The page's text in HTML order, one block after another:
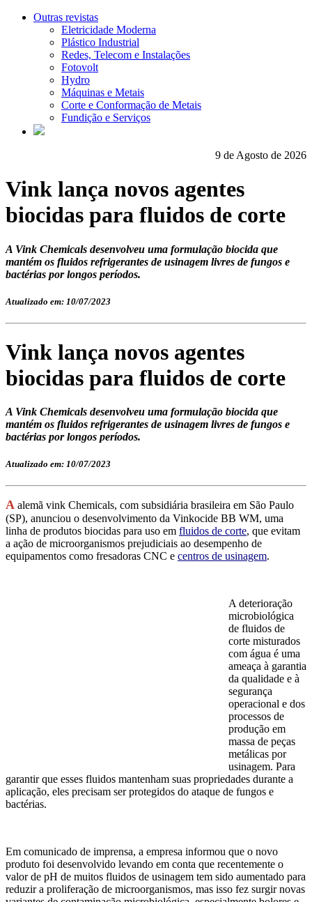
Outras revistas
Eletricidade Moderna
Plástico Industrial
Redes, Telecom e Instalações
Fotovolt
Hydro
Máquinas e Metais
Corte e Conformação de Metais
Fundição e Serviços
9 de Agosto de 2026
Vink lança novos agentes
biocidas para fluidos de corte
A Vink Chemicals desenvolveu uma formulação biocida que
mantém os fluidos refrigerantes de usinagem livres de fungos e
bactérias por longos períodos.
Atualizado em: 10/07/2023
Vink lança novos agentes
biocidas para fluidos de corte
A Vink Chemicals desenvolveu uma formulação biocida que
mantém os fluidos refrigerantes de usinagem livres de fungos e
bactérias por longos períodos.
Atualizado em: 10/07/2023
A alemã vink Chemicals, com subsidiária brasileira em São Paulo
(SP), anunciou o desenvolvimento da Vinkocide BB WM, uma
linha de produtos biocidas para uso em fluidos de corte, que evitam
a ação de microorganismos prejudiciais ao desempenho de
equipamentos como fresadoras CNC e centros de usinagem.
A deterioração
microbiológica
de fluidos de
corte misturados
com água é uma
ameaça à garantia
da qualidade e à
segurança
operacional e dos
processos de
produção em
massa de peças
metálicas por
usinagem. Para
garantir que esses fluidos mantenham suas propriedades durante a
aplicação, eles precisam ser protegidos do ataque de fungos e
bactérias.
Em comunicado de imprensa, a empresa informou que o novo
produto foi desenvolvido levando em conta que recentemente o
valor de pH de muitos fluidos de usinagem tem sido aumentado para
reduzir a proliferação de microorganismos, mas isso fez surgir novas